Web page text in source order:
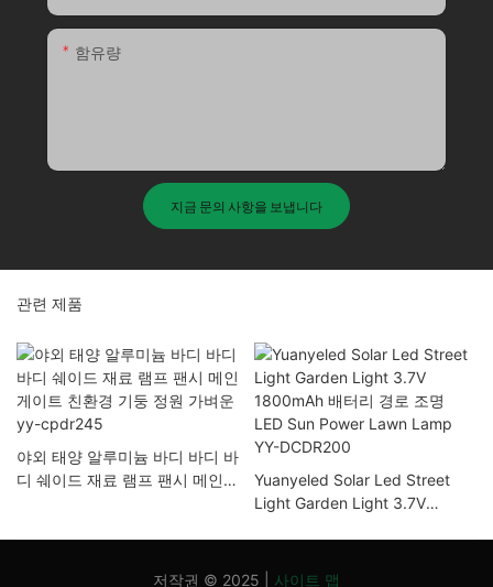
함유량
지금 문의 사항을 보냅니다
관련 제품
야외 태양 알루미늄 바디 바디 바
디 쉐이드 재료 램프 팬시 메인
Yuanyeled Solar Led Street
Light Garden Light 3.7V
YY-DCDR200
저작권 © 2025 | 사이트 맵